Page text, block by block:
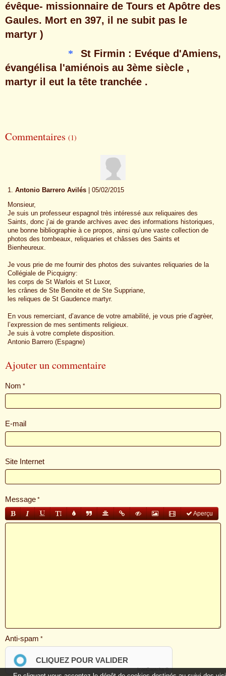
évêque- missionnaire de Tours et Apôtre des
Gaules. Mort en 397, il ne subit pas le
martyr )
*
St Firmin : Evéque d'Amiens,
évangélisa l'amiénois au 3ème siècle ,
martyr il eut la tête tranchée .
Commentaires (1)
1. Antonio Barrero Avilés
| 05/02/2015
Monsieur,
Je suis un professeur espagnol très intéressé aux reliquaires des
Saints, donc j’ai de grande archives avec des informations historiques,
une bonne bibliographie à ce propos, ainsi qu’une vaste collection de
photos des tombeaux, reliquaries et châsses des Saints et
Bienheureux.
Je vous prie de me fournir des photos des suivantes reliquaries de la
Collégiale de Picquigny:
les corps de St Warlois et St Luxor,
les crânes de Ste Benoite et de Ste Suppriane,
les reliques de St Gaudence martyr.
En vous remerciant, d’avance de votre amabilité, je vous prie d’agrèer,
l’expression de mes sentiments religieux.
Je suis à votre complete disposition.
Antonio Barrero (Espagne)
Ajouter un commentaire
Nom
E-mail
Site Internet
Message
Aperçu
Anti-spam
CLIQUEZ POUR VALIDER
IconCaptcha ©